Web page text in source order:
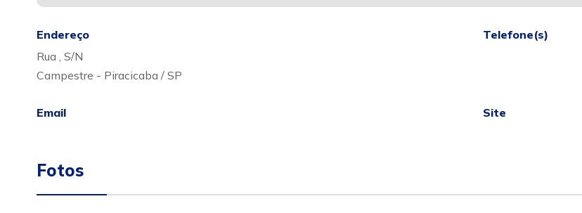
Endereço
Rua , S/N
Campestre - Piracicaba / SP
Telefone(s)
Email Site
Fotos